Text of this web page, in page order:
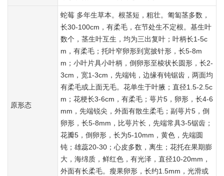
原形态
蛇莓 多年生草本。根茎短，粗壮。匍匐茎多数，
长30-100cm，有柔毛，在节处生不定根。基生叶
数个，茎生叶互生，均为三出复叶；叶柄长1-5c
m，有柔毛；托叶窄卵形到宽披针形，长5-8m
m；小叶片具小叶柄，倒卵形至棱状长圆形，长2-
3cm，宽1-3cm，先端钝，边缘有钝锯齿，两面均
有柔毛或上面无毛。花单生于叶腋；直径1.5-2.5c
m；花梗长3-6cm，有柔毛；萼片5，卵形，长4-6
mm，先端锐尖，外面有散生柔毛；副萼片5，倒
卵形，长5-8mm，比萼片长，先端常具3-5锯齿；
花瓣5，倒卵形，长为5-10mm，黄色，先端圆
钝；雄蕊20-30；心皮多数，离生；花托在果期膨
大，海绵质，鲜红色，有光泽，直径10-20mm，
外面有长柔毛。瘦果卵形，长约1.5mm，光滑或